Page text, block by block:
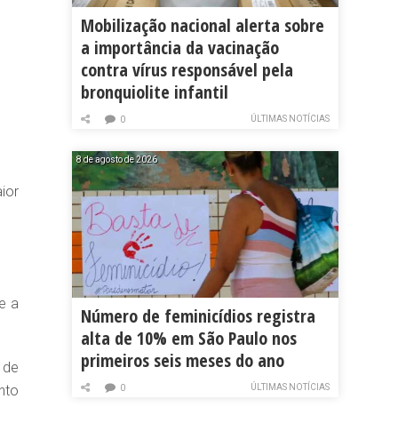
a
Mobilização nacional alerta sobre
a importância da vacinação
contra vírus responsável pela
bronquiolite infantil
ÚLTIMAS NOTÍCIAS
0
8 de agosto de 2026
Número de feminicídios registra
alta de 10% em São Paulo nos
primeiros seis meses do ano
ÚLTIMAS NOTÍCIAS
0